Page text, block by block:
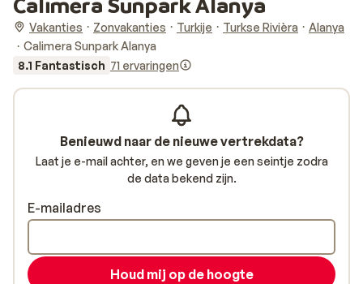
Vakanties Zonvakanties Turkije Turkse Rivièra
Alanya
Calimera Sunpark Alanya
8.1 Fantastisch 71 ervaringen
Benieuwd naar de nieuwe vertrekdata?
Laat je e-mail achter, en we geven je een seintje zodra
de data bekend zijn.
E-mailadres
Houd mij op de hoogte